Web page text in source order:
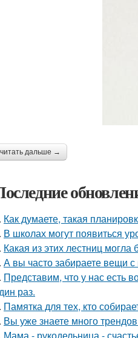
читать дальше →
Как думаете, такая
В школах могут появиться
Какая из этих лестниц
А вы часто забираете вещи
Представим, что у нас есть
раз.
Памятка для тех, кто
Вы уже знаете много